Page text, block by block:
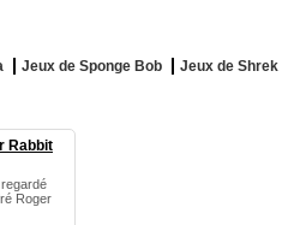
Jeux de Sponge Bob Jeux de Shrek
Rabbit
Roger